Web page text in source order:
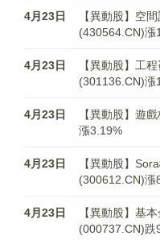
4月23日
【異動股】空
(430564.CN)漲
4月23日
【異動股】工
(301136.CN)漲
4月23日
【異動股】遊
漲3.19%
4月23日
【異動股】
(300612.CN)漲
4月23日
【異動股】基
(000737.CN)跌